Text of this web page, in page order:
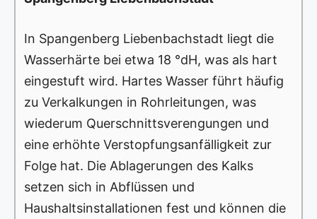
In Spangenberg Liebenbachstadt liegt die
Wasserhärte bei etwa 18 °dH, was als hart
eingestuft wird. Hartes Wasser führt häufig
zu Verkalkungen in Rohrleitungen, was
wiederum Querschnittsverengungen und
eine erhöhte Verstopfungsanfälligkeit zur
Folge hat. Die Ablagerungen des Kalks
setzen sich in Abflüssen und
Haushaltsinstallationen fest und können die